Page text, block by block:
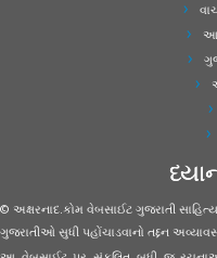
© અક્ષરનાદ.કોમ વેબસાઈટ ગુજરાતી
ગુજરાતીઓ સુધી પહોંચાડવાનો તદ્દન